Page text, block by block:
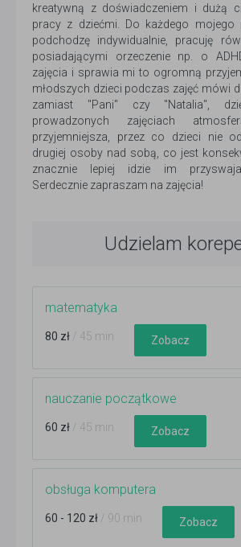
kreatywną z doświadczeniem i dużą
pracy z dziećmi. Do każdego mojego
podchodzę indywidualnie, pracuję
posiadającymi orzeczenie np. o
zajęcia i sprawia mi to ogromną
młodszych dzieci podczas zajęć mówi
zamiast "Pani" czy "Natalia",
prowadzonych zajęciach
przyjemniejsza, przez co dzieci nie
drugiej osoby nad sobą, co jest
znacznie lepiej idzie im
Serdecznie zapraszam na zajęcia!
Udzielam
matematyka
80 zł / 45 min Zobacz
nauczanie początkowe
60 zł / 45 min Zobacz
obsługa komputera
60 - 120 zł / 90 min Zobacz